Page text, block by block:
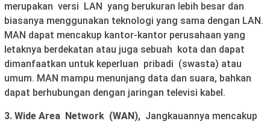
merupakan versi LAN yang berukuran lebih besar dan
biasanya menggunakan teknologi yang sama dengan LAN.
MAN dapat mencakup kantor-kantor perusahaan yang
letaknya berdekatan atau juga sebuah kota dan dapat
dimanfaatkan untuk keperluan pribadi (swasta) atau
umum. MAN mampu menunjang data dan suara, bahkan
dapat berhubungan dengan jaringan televisi kabel.
3. Wide Area Network (WAN), Jangkauannya mencakup